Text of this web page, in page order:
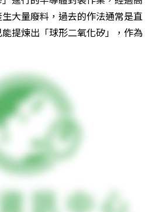
大量廢料，過去的作法通常是直
提煉出「球形二氧化矽」，作為